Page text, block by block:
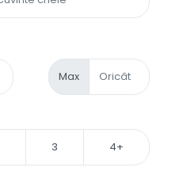
Max
3 4+